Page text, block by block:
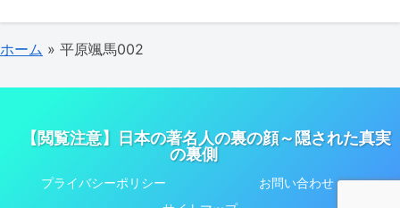
ホーム » 平原颯馬002
【閲覧注意】日本の著名人の裏の顔～隠された真実
の裏側
プライバシーポリシー
お問い合わせ